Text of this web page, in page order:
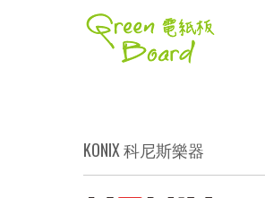
KONIX 科尼斯樂器